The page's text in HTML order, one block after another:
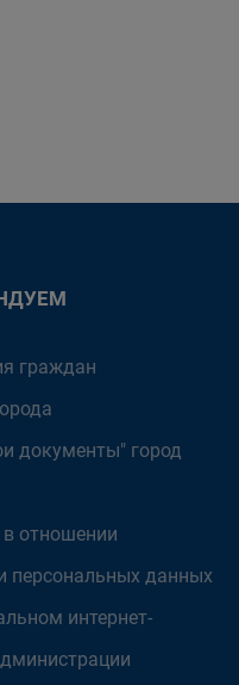
граждан
документы" город
отношении
персональных данных
интернет-